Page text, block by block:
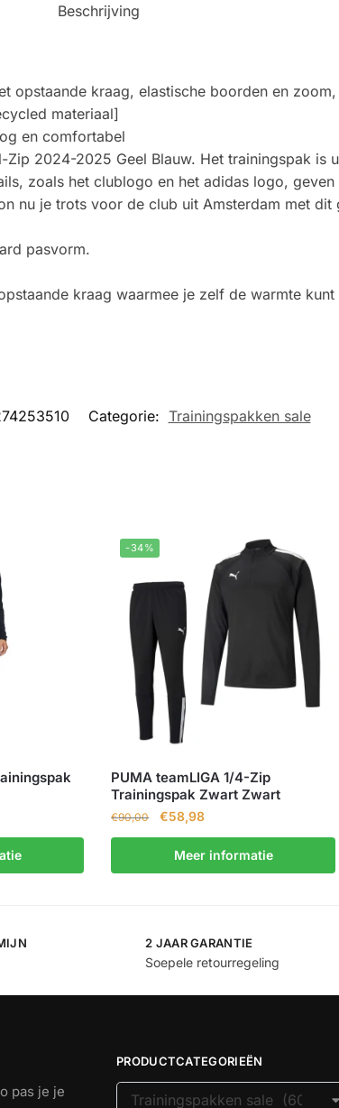
Beschrijving
opstaande kraag, elastische boorden en
materiaal]
en comfortabel
2024-2025 Geel Blauw. Het trainingspak is
zoals het clublogo en het adidas logo,
nu je trots voor de club uit Amsterdam met
pasvorm.
kraag waarmee je zelf de warmte
Categorie: Trainingspakken sale
-34%
PUMA teamLIGA 1/4-Zip
Trainingspak Zwart Zwart
€90,00 €58,98
Meer informatie
2 JAAR GARANTIE
Soepele retourregeling
pas je je
PRODUCTCATEGORIEËN